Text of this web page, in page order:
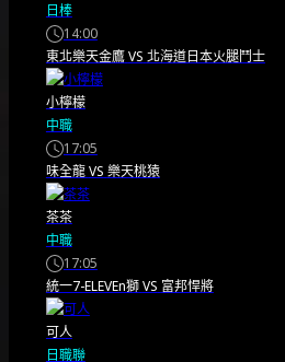
NBA季後賽
隊轉播頻道一
NBA季後賽開戰 全
日棒
14:00
東北樂天金鷹VS 北海道日本火腿鬥士
小檸檬
中職
17:05
味全龍VS 樂天桃猿
茶茶
中職
17:05
統一7-ELEVEn獅VS 富邦悍將
可人
日職聯